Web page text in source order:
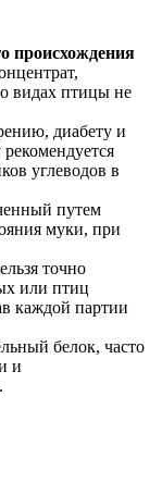
происхождения
видах птицы не
диабету и
углеводов в
путем
муки, при
точно
или птиц
каждой партии
белок, часто
и